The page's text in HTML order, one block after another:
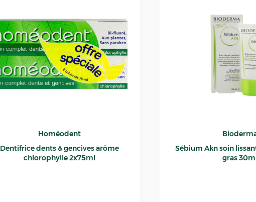
Homéodent
Dentifrice dents & gencives arôme
chlorophylle 2x75ml
Sébium Akn soin lissant
gras